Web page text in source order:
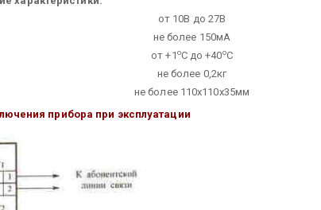
от 10В до 27В
не более 150мА
от +1оС до +40оС
не более 0,2кг
не более 110х110х35мм
прибора при эксплуатации